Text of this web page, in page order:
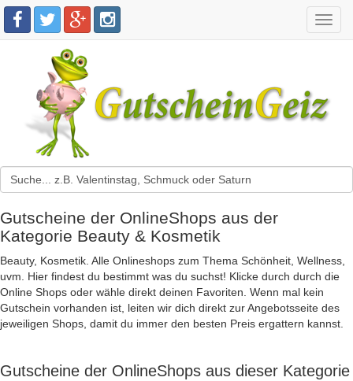
Gutscheine der OnlineShops aus der
Kategorie Beauty & Kosmetik
Beauty, Kosmetik. Alle Onlineshops zum Thema Schönheit, Wellness,
uvm. Hier findest du bestimmt was du suchst! Klicke durch durch die
Online Shops oder wähle direkt deinen Favoriten. Wenn mal kein
Gutschein vorhanden ist, leiten wir dich direkt zur Angebotsseite des
jeweiligen Shops, damit du immer den besten Preis ergattern kannst.
Gutscheine der OnlineShops aus dieser Kategorie